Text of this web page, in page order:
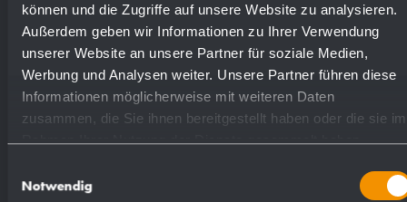
können und die Zugriffe auf unsere Website zu analysieren.
Außerdem geben wir Informationen zu Ihrer Verwendung
unserer Website an unsere Partner für soziale Medien,
Werbung und Analysen weiter. Unsere Partner führen diese
Informationen möglicherweise mit weiteren Daten
zusammen, die Sie ihnen bereitgestellt haben oder die sie im
Rahmen Ihrer Nutzung der Dienste gesammelt haben.
Notwendig
Suggested text for specifications:
Pictogram for screwing with Man motif in 2 mm
thick stainless steel (AISI 304), satin finished
and brushed. Delivery includes fixing material.